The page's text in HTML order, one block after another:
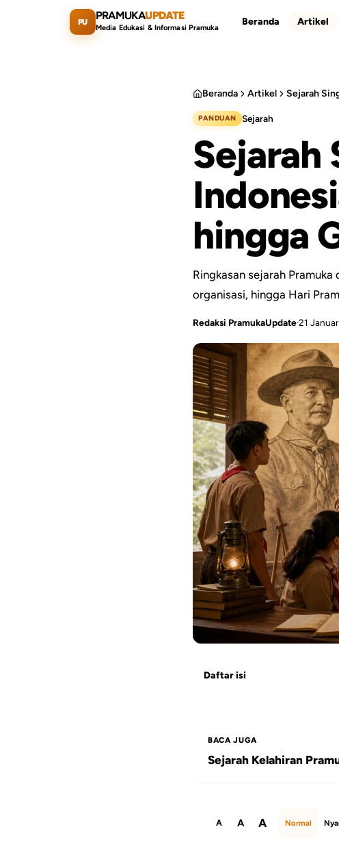
Lewati ke konten utama
PU PRAMUKAUPDATE
Media Edukasi & Informasi Pramuka
Beranda Artikel
Beranda Artikel
PANDUAN Sejarah
Sejarah
hingga
Ringkasan sejarah
organisasi, hingga Hari
Redaksi PramukaUpdate·21
Daftar isi
BACA JUGA
Sejarah Kelahiran
A A A Normal